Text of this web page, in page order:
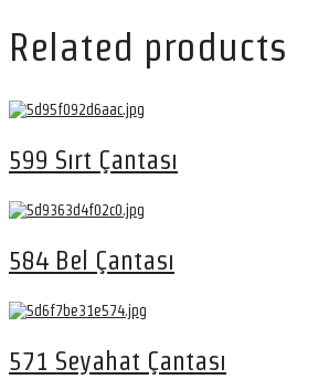
Related products
599 Sırt Çantası
584 Bel Çantası
571 Seyahat Çantası